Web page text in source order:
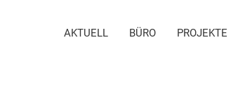
AKTUELL BÜRO PROJEKTE